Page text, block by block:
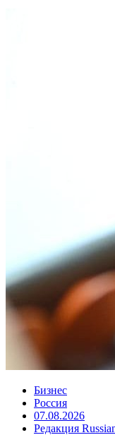
Бизнес
Россия
07.08.2026
Редакция